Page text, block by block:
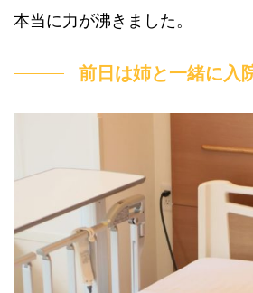
本当に力が沸きました。
前日は姉と一緒に入